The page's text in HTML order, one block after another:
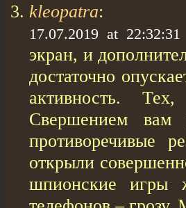
kleopatra:
17.07.2019 at 22:32:31
экран, и
достаточно
активность.
Свершением вам
противоречивые
открыли
шпионские игры